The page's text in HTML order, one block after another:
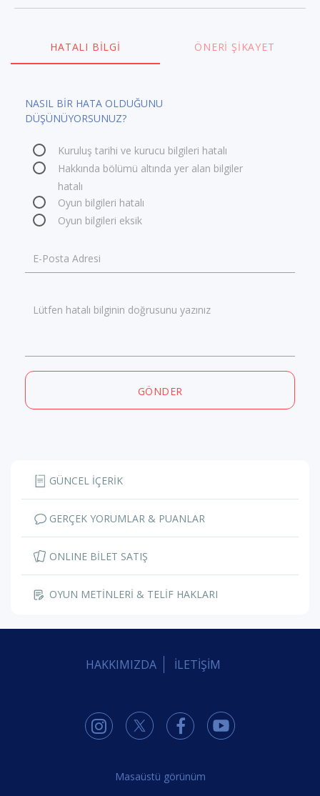
HATALI BILGI ÖNERI ŞIKAYET
NASIL BİR HATA OLDUĞUNU
DÜŞÜNÜYORSUNUZ?
Kuruluş tarihi ve kurucu bilgileri hatalı
Hakkında bölümü altında yer alan bilgiler
hatalı
Oyun bilgileri hatalı
Oyun bilgileri eksik
E-Posta Adresi
Lütfen hatalı bilginin doğrusunu yazınız
GÖNDER
GÜNCEL İÇERİK
GERÇEK YORUMLAR & PUANLAR
ONLINE BİLET SATIŞ
OYUN METİNLERİ & TELİF HAKLARI
HAKKIMIZDA İLETİŞİM
Masaüstü görünüm